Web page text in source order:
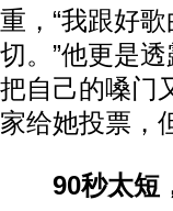
重，“我跟好
切。”他更是
把自己的嗓门
家给她投票，
90秒太短